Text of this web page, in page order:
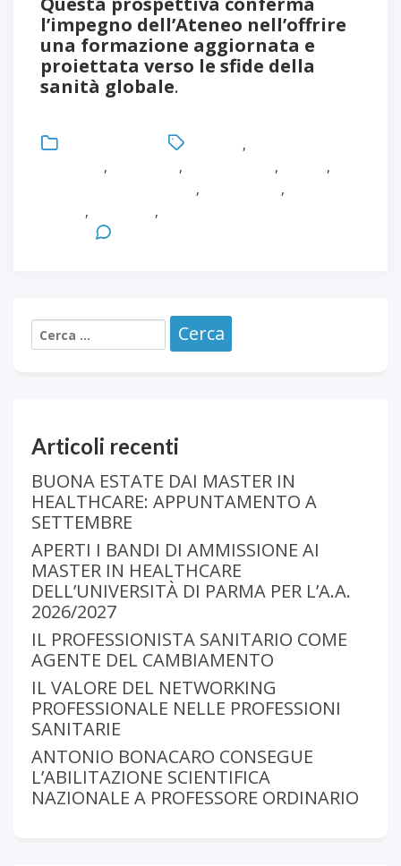
l’impegno dell’Ateneo nell’offrire
una formazione aggiornata e
proiettata verso le sfide della
sanità globale.
,
, , ,
,
, ,
, ,
Articoli recenti
BUONA ESTATE DAI MASTER IN
HEALTHCARE: APPUNTAMENTO A
SETTEMBRE
APERTI I BANDI DI AMMISSIONE AI
MASTER IN HEALTHCARE
DELL’UNIVERSITÀ DI PARMA PER L’A.A.
2026/2027
IL PROFESSIONISTA SANITARIO COME
AGENTE DEL CAMBIAMENTO
IL VALORE DEL NETWORKING
PROFESSIONALE NELLE PROFESSIONI
SANITARIE
ANTONIO BONACARO CONSEGUE
L’ABILITAZIONE SCIENTIFICA
NAZIONALE A PROFESSORE ORDINARIO